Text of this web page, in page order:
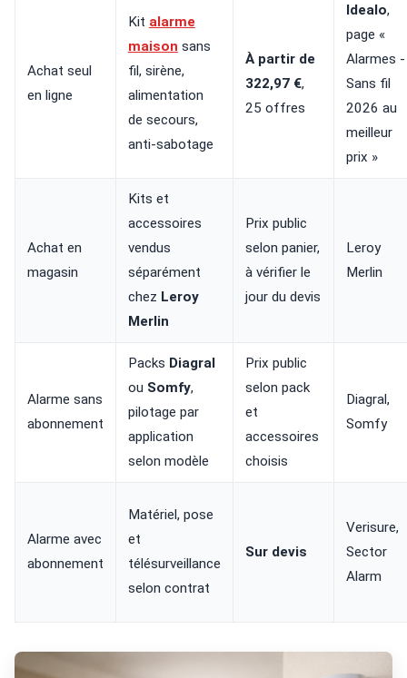
Achat seul
en ligne
Kit alarme
maison sans
fil, sirène,
alimentation
de secours,
anti-sabotage
À partir de
322,97 €,
25 offres
Idealo,
page «
Alarmes -
Sans fil
2026 au
meilleur
prix »
Achat en
magasin
Kits et
accessoires
vendus
séparément
chez Leroy
Merlin
Prix public
selon panier,
à vérifier le
jour du devis
Leroy
Merlin
Alarme sans
abonnement
Packs Diagral
ou Somfy,
pilotage par
application
selon modèle
Prix public
selon pack
et
accessoires
choisis
Diagral,
Somfy
Alarme avec
abonnement
Matériel, pose
et
télésurveillance
selon contrat
Sur devis
Verisure,
Sector
Alarm